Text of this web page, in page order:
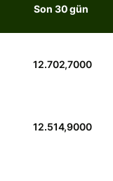
Son 30 gün
12.702,7000
12.514,9000